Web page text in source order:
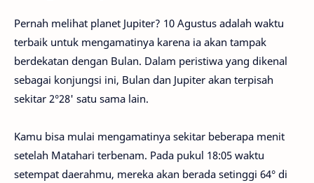
Pernah melihat planet Jupiter? 10 Agustus adalah waktu
terbaik untuk mengamatinya karena ia akan tampak
berdekatan dengan Bulan. Dalam peristiwa yang dikenal
sebagai konjungsi ini, Bulan dan Jupiter akan terpisah
sekitar 2°28' satu sama lain.
Kamu bisa mulai mengamatinya sekitar beberapa menit
setelah Matahari terbenam. Pada pukul 18:05 waktu
setempat daerahmu, mereka akan berada setinggi 64° di